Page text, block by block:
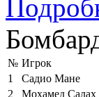
№ Игрок
1
Садио Мане
2
Мохамед Салах